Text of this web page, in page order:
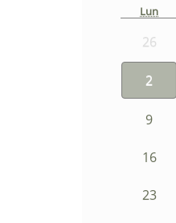
Lun
26
2
9
16
23